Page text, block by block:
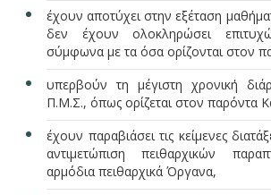
έχουν αποτύχει στην εξέταση
δεν έχουν ολοκληρώσει
σύμφωνα με τα όσα ορίζονται στον
υπερβούν τη μέγιστη χρονική
Π.Μ.Σ., όπως ορίζεται στον παρόντα
έχουν παραβιάσει τις κείμενες
αντιμετώπιση πειθαρχικών
αρμόδια πειθαρχικά Όργανα,